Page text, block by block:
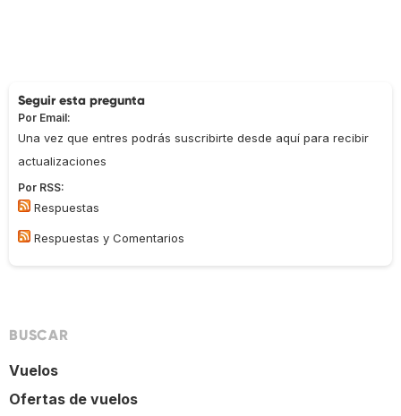
Seguir esta pregunta
Por Email:
Una vez que entres podrás suscribirte desde aquí para recibir
actualizaciones
Por RSS:
Respuestas
Respuestas y Comentarios
BUSCAR
Vuelos
Ofertas de vuelos